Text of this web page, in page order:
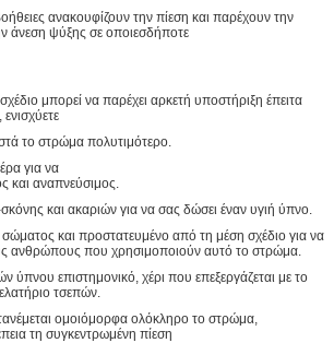
ανακουφίζουν την πίεση και παρέχουν την
άνεση ψύξης σε οποιεσδήποτε
μπορεί να παρέχει αρκετή υποστήριξη έπειτα
το στρώμα πολυτιμότερο.
για να
και αναπνεύσιμος.
και ακαριών για να σας δώσει έναν υγιή ύπνο.
και προστατευμένο από τη μέση σχέδιο για να
ανθρώπους που χρησιμοποιούν αυτό το στρώμα.
ύπνου επιστημονικό, χέρι που επεξεργάζεται με το
τσεπών.
ομοιόμορφα ολόκληρο το στρώμα,
τη συγκεντρωμένη πίεση